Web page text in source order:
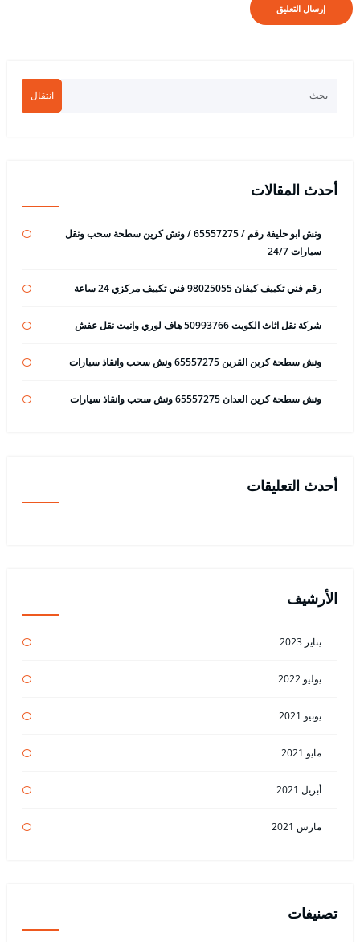
انتقال
أحدث المقالات
ونش ابو حليفة رقم / 65557275 / ونش كرين سطحة سحب ونقل
سيارات 24/7
رقم فني تكييف كيفان 98025055 فني تكييف مركزي 24 ساعة
شركة نقل اثاث الكويت 50993766 هاف لوري وانيت نقل عفش
ونش سطحة كرين القرين 65557275 ونش سحب وانقاذ سيارات
ونش سطحة كرين العدان 65557275 ونش سحب وانقاذ سيارات
أحدث التعليقات
الأرشيف
يناير 2023
يوليو 2022
يونيو 2021
مايو 2021
أبريل 2021
مارس 2021
تصنيفات